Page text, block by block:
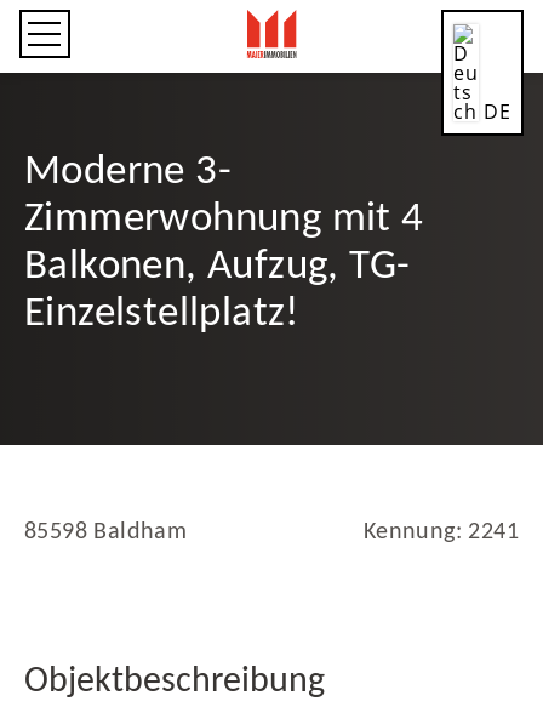
DE
Moderne 3-
Zimmerwohnung mit 4
Balkonen, Aufzug, TG-
Einzelstellplatz!
85598 Baldham Kennung: 2241
Objektbeschreibung